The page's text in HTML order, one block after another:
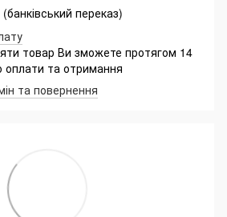
(банківський переказ)
товар Ви зможете протягом 14
оплати та отримання
та повернення